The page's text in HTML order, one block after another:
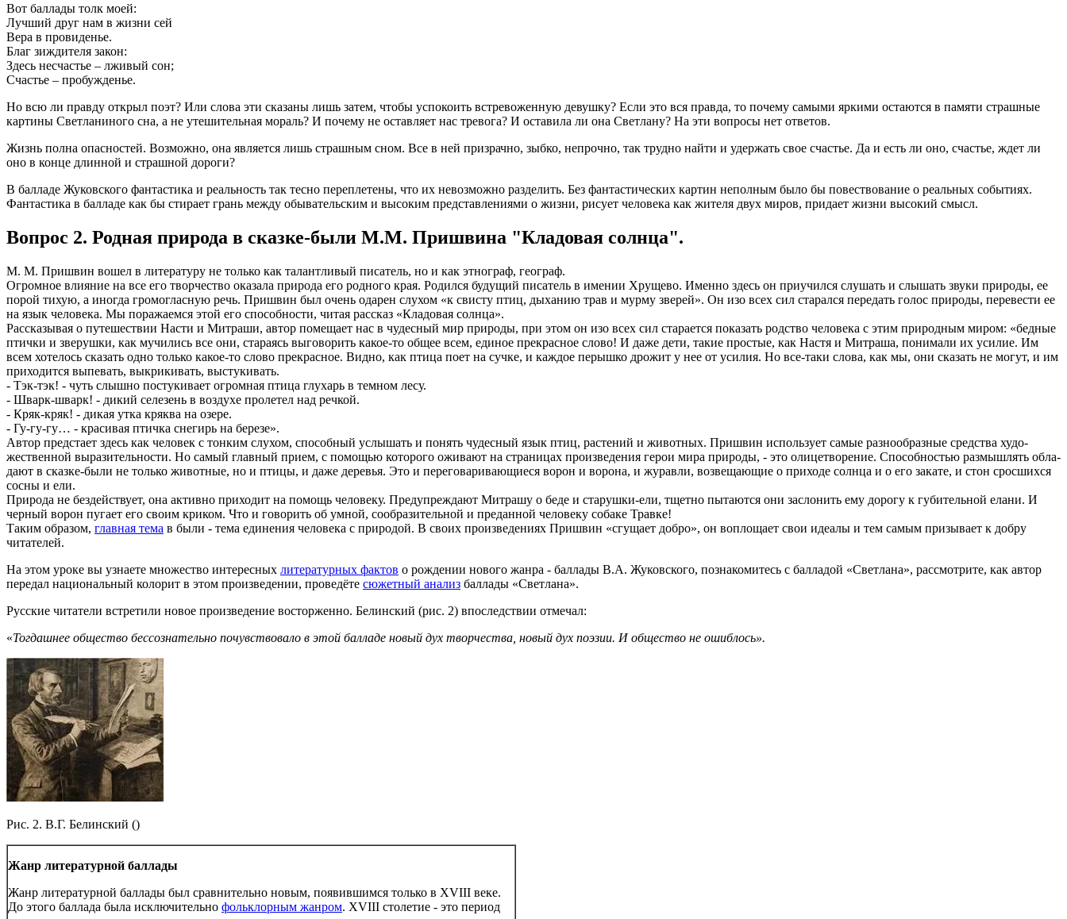
Вот баллады толк моей:
Лучший друг нам в жизни сей
Вера в провиденье.
Благ зиждителя закон:
Здесь несчастье – лживый сон;
Счастье – пробужденье.
Но всю ли правду открыл поэт? Или слова эти сказаны лишь затем, чтобы успокоить встревоженную девушку? Если это вся правда, то почему самыми яркими остаются в памяти страшные
картины Светланиного сна, а не утешительная мораль? И почему не оставляет нас тревога? И оставила ли она Светлану? На эти вопросы нет ответов.
Жизнь полна опасностей. Возможно, она является лишь страшным сном. Все в ней призрачно, зыбко, непрочно, так трудно найти и удержать свое счастье. Да и есть ли оно, счастье, ждет ли
оно в конце длинной и страшной дороги?
В балладе Жуковского фантастика и реальность так тесно переплетены, что их невозможно разделить. Без фантастических картин неполным было бы повествование о реальных событиях.
Фантастика в балладе как бы стирает грань между обывательским и высоким представлениями о жизни, рисует человека как жителя двух миров, придает жизни высокий смысл.
Вопрос 2. Родная природа в сказке-были М.М. Пришвина "Кладовая солнца".
М. М. Пришвин вошел в литературу не только как талантли­вый писатель, но и как этнограф, географ.
Огромное влияние на все его творчество оказала природа его родного края. Родился будущий писатель в имении Хрущево. Имен­но здесь он приучился слушать и слышать звуки природы, ее
порой тихую, а иногда громогласную речь. Пришвин был очень одарен слухом «к свисту птиц, дыханию трав и мурму зверей». Он изо всех сил старался передать голос природы, перевести ее
на язык человека. Мы поражаемся этой его способности, читая рас­сказ «Кладовая солнца».
Рассказывая о путешествии Насти и Митраши, автор помещает нас в чудесный мир природы, при этом он изо всех сил старается показать родство человека с этим природным миром: «бедные
птички и зверушки, как мучились все они, стараясь выговорить какое-то общее всем, единое прекрасное слово! И даже дети, такие простые, как Настя и Митраша, понимали их усилие. Им
всем хотелось сказать одно только какое-то слово прекрасное. Видно, как птица поет на сучке, и каждое перышко дрожит у нее от усилия. Но все-таки слова, как мы, они сказать не могут, и им
приходится выпевать, выкрикивать, выстукивать.
- Тэк-тэк! - чуть слышно постукивает огромная птица глу­харь в темном лесу.
- Шварк-шварк! - дикий селезень в воздухе пролетел над речкой.
- Кряк-кряк! - дикая утка кряква на озере.
- Гу-гу-гу… - красивая птичка снегирь на березе».
Автор предстает здесь как человек с тонким слухом, способ­ный услышать и понять чудесный язык птиц, растений и живот­ных. Пришвин использует самые разнообразные средства худо­
жественной выразительности. Но самый главный прием, с помо­щью которого оживают на страницах произведения герои мира природы, - это олицетворение. Способностью размышлять обла­
дают в сказке-были не только животные, но и птицы, и даже деревья. Это и переговаривающиеся ворон и ворона, и журавли, возвещающие о приходе солнца и о его закате, и стон сросшихся
сосны и ели.
Природа не бездействует, она активно приходит на помощь человеку. Предупреждают Митрашу о беде и старушки-ели, тщет­но пытаются они заслонить ему дорогу к губительной елани. И
черный ворон пугает его своим криком. Что и говорить об ум­ной, сообразительной и преданной человеку собаке Травке!
Таким образом, главная тема в были - тема единения чело­века с природой. В своих произведениях Пришвин «сгущает доб­ро», он воплощает свои идеалы и тем самым призывает к добру
читателей.
На этом уроке вы узнаете множество интересных литературных фактов о рождении нового жанра - баллады В.А. Жуковского, познакомитесь с балладой «Светлана», рассмотрите, как автор
передал национальный колорит в этом произведении, проведёте сюжетный анализ баллады «Светлана».
Русские читатели встретили новое произведение восторженно. Белинский (рис. 2) впоследствии отмечал:
«Тогдашнее общество бессознательно почувствовало в этой балладе новый дух творчества, новый дух поэзии. И общество не ошиблось».
Рис. 2. В.Г. Белинский ()
Жанр литературной баллады
Жанр литературной баллады был сравнительно новым, появившимся только в XVIII веке.
До этого баллада была исключительно фольклорным жанром. XVIII столетие - это период